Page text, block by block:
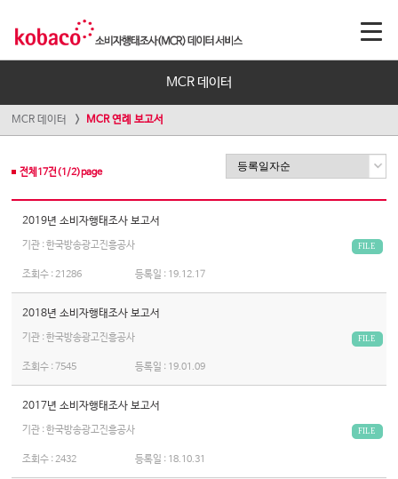
MCR 데이터
MCR 데이터 MCR 연례 보고서
전체 17건(1 /2)page
2019년 소비자행태조사 보고서
기관 : 한국방송광고진흥공사 FILE
조회수 :21286 등록일 : 19.12.17
2018년 소비자행태조사 보고서
기관 : 한국방송광고진흥공사 FILE
조회수 :7545 등록일 : 19.01.09
2017년 소비자행태조사 보고서
기관 : 한국방송광고진흥공사 FILE
조회수 :2432 등록일 : 18.10.31